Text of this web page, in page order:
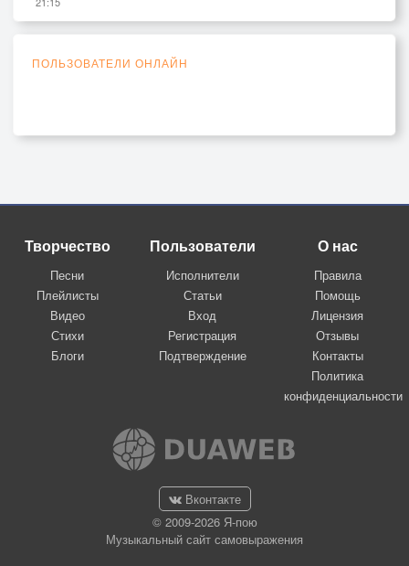
ПОЛЬЗОВАТЕЛИ ОНЛАЙН
Творчество
Песни
Плейлисты
Видео
Стихи
Блоги
Пользователи
Исполнители
Статьи
Вход
Регистрация
Подтверждение
О нас
Правила
Помощь
Лицензия
Отзывы
Контакты
Политика
конфиденциальности
Вконтакте
© 2009-2026 Я-пою
Музыкальный сайт самовыражения